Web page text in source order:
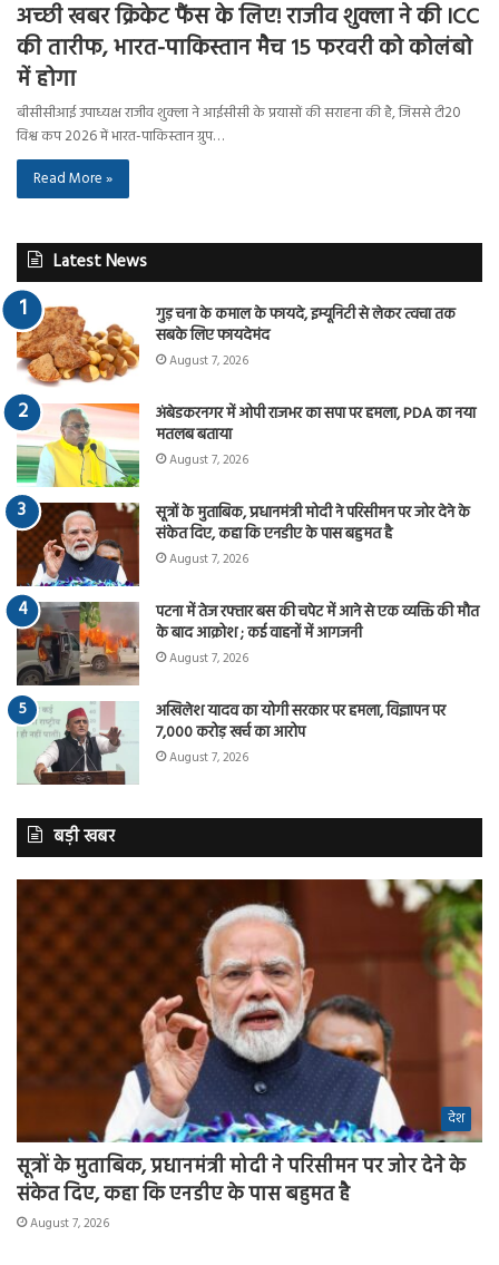
अच्छी खबर क्रिकेट फैंस के लिए! राजीव शुक्ला ने की ICC
की तारीफ, भारत-पाकिस्तान मैच 15 फरवरी को कोलंबो
में होगा
बीसीसीआई उपाध्यक्ष राजीव शुक्ला ने आईसीसी के प्रयासों की सराहना की है, जिससे टी20
विश्व कप 2026 में भारत-पाकिस्तान ग्रुप…
Read More »
Latest News
गुड़ चना के कमाल के फायदे, इम्यूनिटी से लेकर त्वचा तक
सबके लिए फायदेमंद
August 7, 2026
अंबेडकरनगर में ओपी राजभर का सपा पर हमला, PDA का नया
मतलब बताया
August 7, 2026
सूत्रों के मुताबिक, प्रधानमंत्री मोदी ने परिसीमन पर जोर देने के
संकेत दिए, कहा कि एनडीए के पास बहुमत है
August 7, 2026
पटना में तेज रफ्तार बस की चपेट में आने से एक व्यक्ति की मौत
के बाद आक्रोश ; कई वाहनों में आगजनी
August 7, 2026
अखिलेश यादव का योगी सरकार पर हमला, विज्ञापन पर
7,000 करोड़ खर्च का आरोप
August 7, 2026
बड़ी खबर
देश
सूत्रों के मुताबिक, प्रधानमंत्री मोदी ने परिसीमन पर जोर देने के
संकेत दिए, कहा कि एनडीए के पास बहुमत है
August 7, 2026